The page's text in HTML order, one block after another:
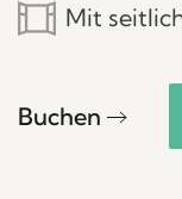
Mit
Buchen